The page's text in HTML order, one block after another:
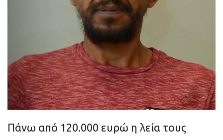
Πάνω από 120.000 ευρώ η λεία τους